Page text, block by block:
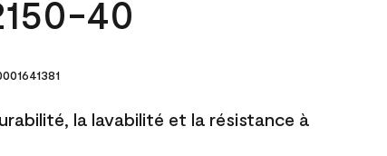
40
la lavabilité et la résistance à